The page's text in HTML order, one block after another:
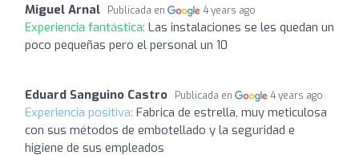
Miguel Arnal Publicada en 4 years ago
Experiencia fantástica: Las instalaciones se les quedan un
poco pequeñas pero el personal un 10
Eduard Sanguino Castro Publicada en 4 years ago
Experiencia positiva: Fabrica de estrella, muy meticulosa
con sus métodos de embotellado y la seguridad e
higiene de sus empleados